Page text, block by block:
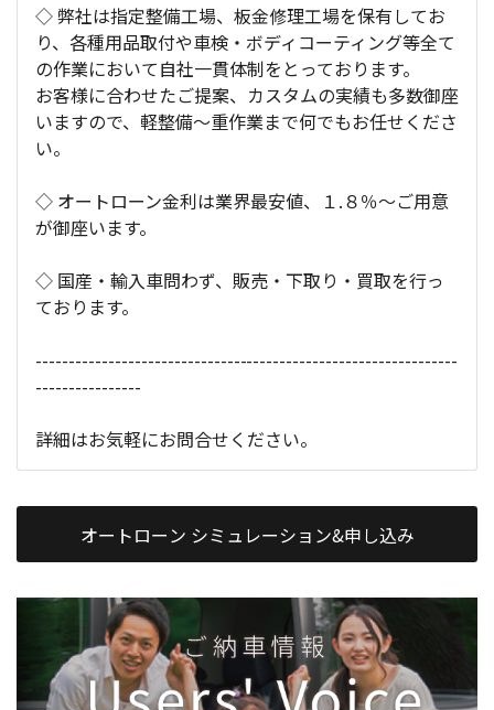
◇ 弊社は指定整備工場、板金修理工場を保有してお
り、各種用品取付や車検・ボディコーティング等全て
の作業において自社一貫体制をとっております。
お客様に合わせたご提案、カスタムの実績も多数御座
いますので、軽整備～重作業まで何でもお任せくださ
い。
◇ オートローン金利は業界最安値、１.８％～ご用意
が御座います。
◇ 国産・輸入車問わず、販売・下取り・買取を行っ
ております。
----------------------------------------------------------------
----------------
詳細はお気軽にお問合せください。
オートローン シミュレーション&申し込み